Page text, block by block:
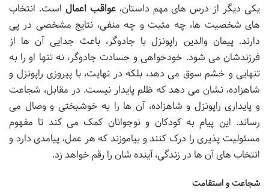
یکی دیگر از درس های مهم داستان،عواقب اعمال است. انتخاب
های شخصیت ها، چه مثبت و چه منفی، نتایج مشخصی در پی
دارند. پیمان والدین راپونزل با جادوگر، باعث جدایی آن ها از
فرزندشان می شود. خودخواهی و حسادت جادوگر، نه تنها او را به
تنهایی و خشم سوق می دهد، بلکه در نهایت، با پیروزی راپونزل و
شاهزاده، نشان می دهد که ظلم پایدار نیست. در مقابل، شجاعت
و پایداری راپونزل و شاهزاده، آن ها را به خوشبختی و وصال می
رساند. این پیام به کودکان و نوجوانان کمک می کند تا مفهوم
مسئولیت پذیری را درک کنند و بیاموزند که هر عمل، پیامدی دارد و
انتخاب های آن ها در زندگی، آینده شان را رقم خواهد زد.
شجاعت و استقامت